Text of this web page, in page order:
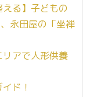
える】子どもの
永田屋の「坐禅
アで人形供養
ド！